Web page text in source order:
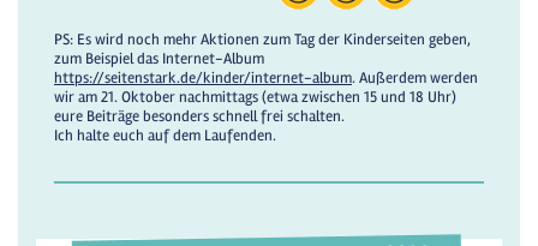
PS: Es wird noch mehr Aktionen zum Tag der Kinderseiten geben,
zum Beispiel das Internet-Album
https://seitenstark.de/kinder/internet-album. Außerdem werden
wir am 21. Oktober nachmittags (etwa zwischen 15 und 18 Uhr)
eure Beiträge besonders schnell frei schalten.
Ich halte euch auf dem Laufenden.